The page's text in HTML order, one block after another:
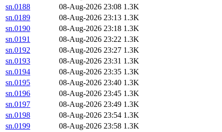
sn.0188
08-Aug-2026 23:08 1.3K
sn.0189
08-Aug-2026 23:13 1.3K
sn.0190
08-Aug-2026 23:18 1.3K
sn.0191
08-Aug-2026 23:22 1.3K
sn.0192
08-Aug-2026 23:27 1.3K
sn.0193
08-Aug-2026 23:31 1.3K
sn.0194
08-Aug-2026 23:35 1.3K
sn.0195
08-Aug-2026 23:40 1.3K
sn.0196
08-Aug-2026 23:45 1.3K
sn.0197
08-Aug-2026 23:49 1.3K
sn.0198
08-Aug-2026 23:54 1.3K
sn.0199
08-Aug-2026 23:58 1.3K